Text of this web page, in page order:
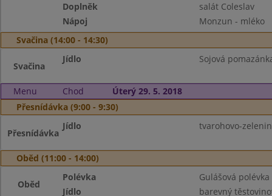
Doplněk
salát Coleslav
Nápoj
Monzun - mléko
Svačina (14:00 - 14:30)
Svačina
Jídlo Sojová
Menu Chod
Úterý 29. 5. 2018
Přesnídávka (9:00 - 9:30)
Přesnídávka
Jídlo tvarohovo-
Oběd (11:00 - 14:00)
Oběd
Polévka
Gulášová polévka
Jídlo
barevný